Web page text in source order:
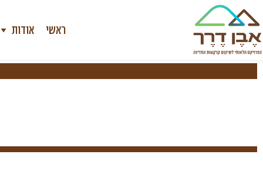
ראשי אודות